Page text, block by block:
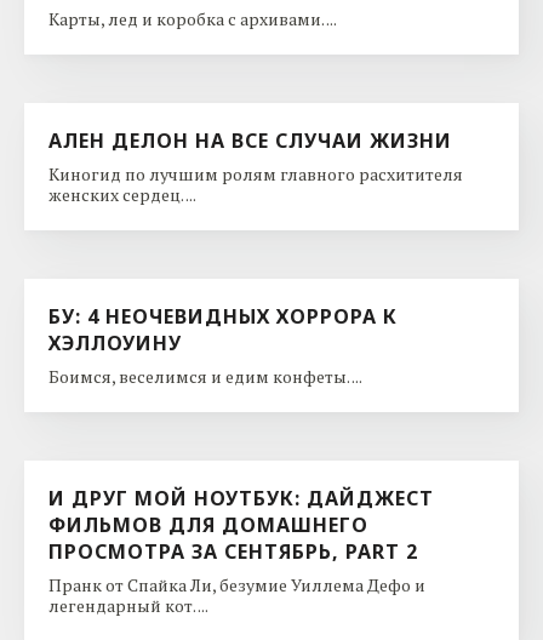
Карты, лед и коробка с архивами. ...
АЛЕН ДЕЛОН НА ВСЕ СЛУЧАИ ЖИЗНИ
Киногид по лучшим ролям главного расхитителя
женских сердец. ...
БУ: 4 НЕОЧЕВИДНЫХ ХОРРОРА К
ХЭЛЛОУИНУ
Боимся, веселимся и едим конфеты. ...
И ДРУГ МОЙ НОУТБУК: ДАЙДЖЕСТ
ФИЛЬМОВ ДЛЯ ДОМАШНЕГО
ПРОСМОТРА ЗА СЕНТЯБРЬ, PART 2
Пранк от Спайка Ли, безумие Уиллема Дефо и
легендарный кот. ...